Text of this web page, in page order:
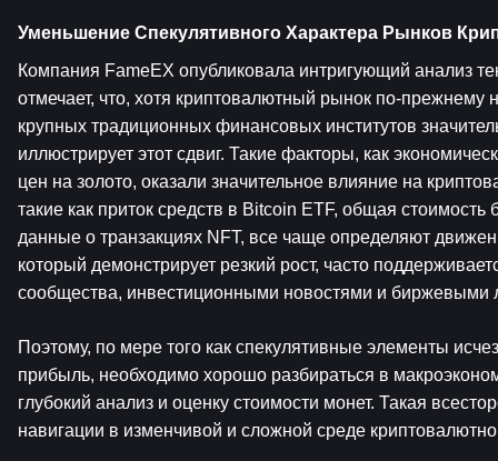
Уменьшение Спекулятивного Характера Рынков
Компания FameEX опубликовала интригующий анализ
отмечает, что, хотя криптовалютный рынок по-прежнему
крупных традиционных финансовых институтов
иллюстрирует этот сдвиг. Такие факторы, как
цен на золото, оказали значительное влияние на
такие как приток средств в Bitcoin ETF, общая
данные о транзакциях NFT, все чаще определяют
который демонстрирует резкий рост, часто
сообщества, инвестиционными новостями и биржевыми
Поэтому, по мере того как спекулятивные элементы
прибыль, необходимо хорошо разбираться в
глубокий анализ и оценку стоимости монет. Такая
навигации в изменчивой и сложной среде